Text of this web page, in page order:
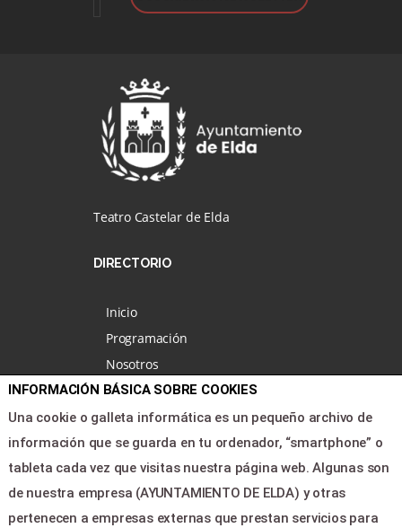
Teatro Castelar de Elda
DIRECTORIO
Inicio
Programación
Nosotros
Noticias
Área clientes
Contacto
LEGAL & PAGOS
INFORMACIÓN BÁSICA SOBRE COOKIES
Una cookie o galleta informática es un pequeño archivo de
información que se guarda en tu ordenador, “smartphone” o
tableta cada vez que visitas nuestra página web. Algunas son
de nuestra empresa (AYUNTAMIENTO DE ELDA) y otras
pertenecen a empresas externas que prestan servicios para